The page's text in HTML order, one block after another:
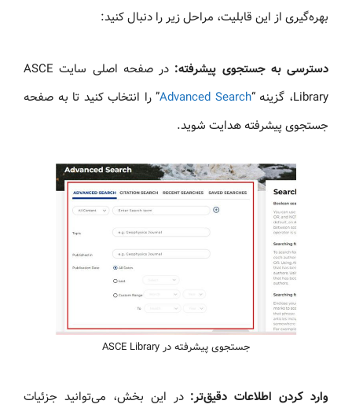
بهره‌گیری از این قابلیت، مراحل زیر را دنبال کنید:
دسترسی به جستجوی پیشرفته:
در صفحه اصلی سایت ASCE
Library، گزینه “
Advanced Search
” را انتخاب کنید تا به صفحه
جستجوی پیشرفته هدایت شوید.
جستجوی پیشرفته در ASCE Library
وارد کردن اطلاعات دقیق‌تر: در این بخش، می‌توانید جزئیات